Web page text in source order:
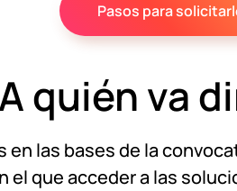
Pasos para
quién va
las bases de la
el que acceder a las